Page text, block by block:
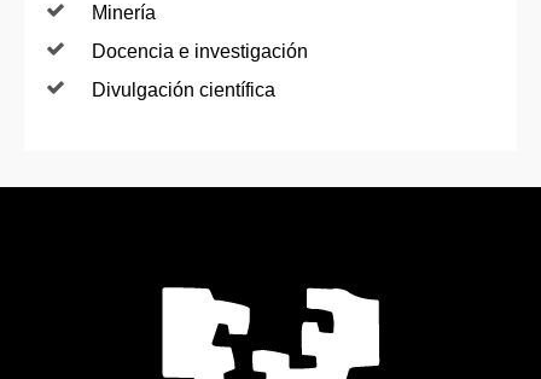
Minería
Docencia e investigación
Divulgación científica